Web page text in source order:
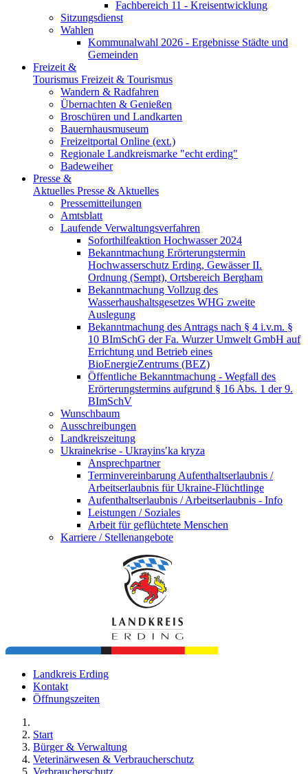
Fachbereich 11 - Kreisentwicklung
Sitzungsdienst
Wahlen
Kommunalwahl 2026 - Ergebnisse Städte und
Gemeinden
Freizeit &
Tourismus Freizeit & Tourismus
Wandern & Radfahren
Übernachten & Genießen
Broschüren und Landkarten
Bauernhausmuseum
Freizeitportal Online (ext.)
Regionale Landkreismarke "echt erding"
Badeweiher
Presse &
Aktuelles Presse & Aktuelles
Pressemitteilungen
Amtsblatt
Laufende Verwaltungsverfahren
Soforthilfeaktion Hochwasser 2024
Bekanntmachung Erörterungstermin
Hochwasserschutz Erding, Gewässer II.
Ordnung (Sempt), Ortsbereich Bergham
Bekanntmachung Vollzug des
Wasserhaushaltsgesetzes WHG zweite
Auslegung
Bekanntmachung des Antrags nach § 4 i.v.m. §
10 BImSchG der Fa. Wurzer Umwelt GmbH auf
Errichtung und Betrieb eines
BioEnergieZentrums (BEZ)
Öffentliche Bekanntmachung - Wegfall des
Erörterungstermins aufgrund § 16 Abs. 1 der 9.
BImSchV
Wunschbaum
Ausschreibungen
Landkreiszeitung
Ukrainekrise - Ukrayinsʹka kryza
Ansprechpartner
Terminvereinbarung Aufenthaltserlaubnis /
Arbeitserlaubnis für Ukraine-Flüchtlinge
Aufenthaltserlaubnis / Arbeitserlaubnis - Info
Leistungen / Soziales
Arbeit für geflüchtete Menschen
Karriere / Stellenangebote
Landkreis Erding
Kontakt
Öffnungszeiten
Start
Bürger & Verwaltung
Veterinärwesen & Verbraucherschutz
Verbraucherschutz